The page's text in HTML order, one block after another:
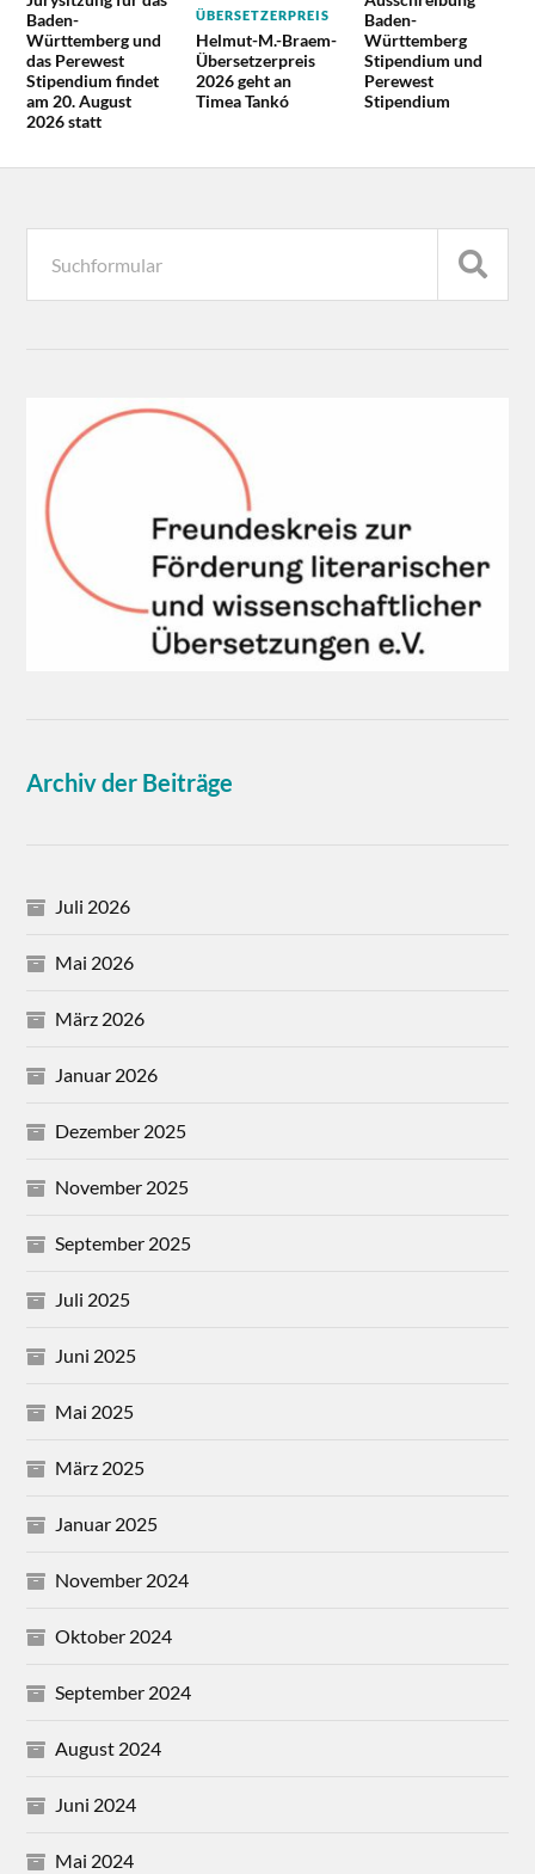
Baden-
Württemberg und
das Perewest
Stipendium findet
am 20. August
2026 statt
ÜBERSETZERPREIS
Helmut-M.-Braem-
Übersetzerpreis
2026 geht an
Timea Tankó
Baden-
Württemberg
Stipendium und
Perewest
Stipendium
Archiv der Beiträge
Juli 2026
Mai 2026
März 2026
Januar 2026
Dezember 2025
November 2025
September 2025
Juli 2025
Juni 2025
Mai 2025
März 2025
Januar 2025
November 2024
Oktober 2024
September 2024
August 2024
Juni 2024
Mai 2024